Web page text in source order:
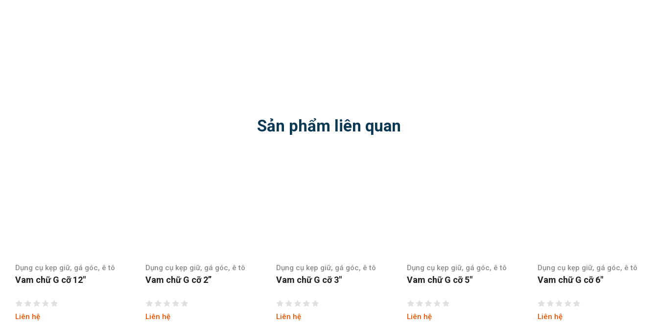
Sản phẩm liên quan
Dụng cụ kẹp giữ, gá góc, ê tô
Vam chữ G cỡ 2”
Liên hệ
Dụng cụ kẹp giữ, gá góc, ê tô
Vam chữ G cỡ 3″
Liên hệ
Dụng cụ kẹp giữ, gá góc, ê tô
Vam chữ G cỡ 5″
Liên hệ
Dụng cụ kẹp giữ, gá góc, ê tô
Vam chữ G cỡ 6″
Liên hệ
Dụng cụ kẹp giữ, gá góc, ê tô
Vam chữ G cỡ 8″
Liên hệ